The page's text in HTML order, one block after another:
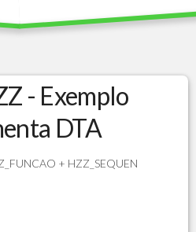
- Exemplo
DTA
+ HZZ_SEQUEN